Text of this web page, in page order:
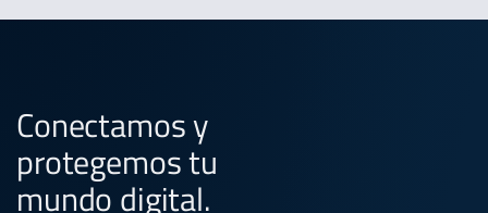
Conectamos y
protegemos tu
mundo digital.